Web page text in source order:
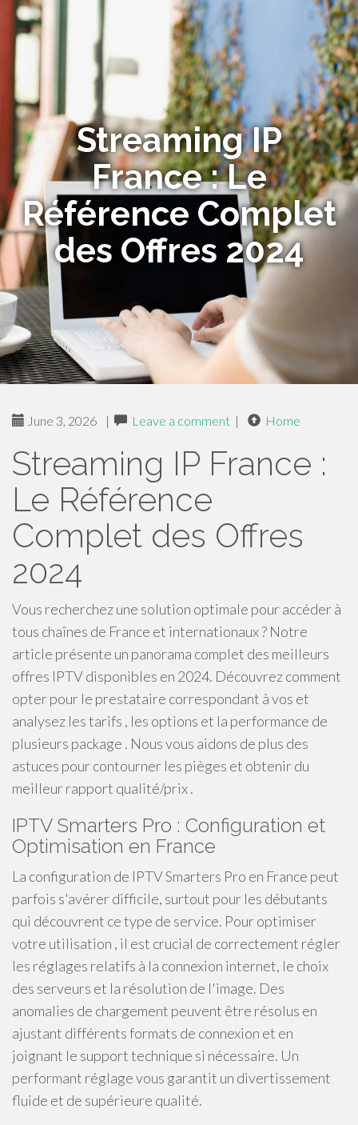
Streaming IP
France : Le
Référence Complet
des Offres 2024
June 3, 2026 | Leave a comment | Home
Streaming IP France :
Le Référence
Complet des Offres
2024
Vous recherchez une solution optimale pour accéder à
tous chaînes de France et internationaux ? Notre
article présente un panorama complet des meilleurs
offres IPTV disponibles en 2024. Découvrez comment
opter pour le prestataire correspondant à vos et
analysez les tarifs , les options et la performance de
plusieurs package . Nous vous aidons de plus des
astuces pour contourner les pièges et obtenir du
meilleur rapport qualité/prix .
IPTV Smarters Pro : Configuration et
Optimisation en France
La configuration de IPTV Smarters Pro en France peut
parfois s'avérer difficile, surtout pour les débutants
qui découvrent ce type de service. Pour optimiser
votre utilisation , il est crucial de correctement régler
les réglages relatifs à la connexion internet, le choix
des serveurs et la résolution de l'image. Des
anomalies de chargement peuvent être résolus en
ajustant différents formats de connexion et en
joignant le support technique si nécessaire. Un
performant réglage vous garantit un divertissement
fluide et de supérieure qualité.